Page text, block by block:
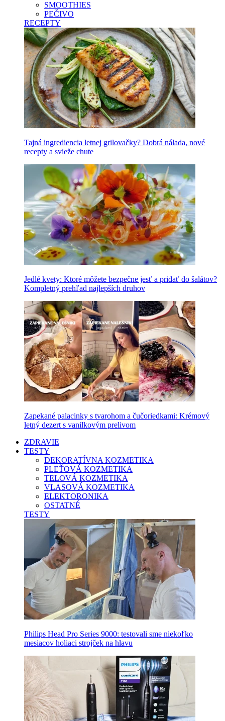
SMOOTHIES
PEČIVO
RECEPTY
Tajná ingrediencia letnej grilovačky? Dobrá nálada, nové
recepty a svieže chute
Jedlé kvety: Ktoré môžete bezpečne jesť a pridať do šalátov?
Kompletný prehľad najlepších druhov
Zapekané palacinky s tvarohom a čučoriedkami: Krémový
letný dezert s vanilkovým prelivom
ZDRAVIE
TESTY
DEKORATÍVNA KOZMETIKA
PLEŤOVÁ KOZMETIKA
TELOVÁ KOZMETIKA
VLASOVÁ KOZMETIKA
ELEKTORONIKA
OSTATNÉ
TESTY
Philips Head Pro Series 9000: testovali sme niekoľko
mesiacov holiaci strojček na hlavu